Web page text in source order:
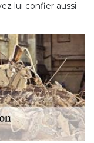
lui confier aussi